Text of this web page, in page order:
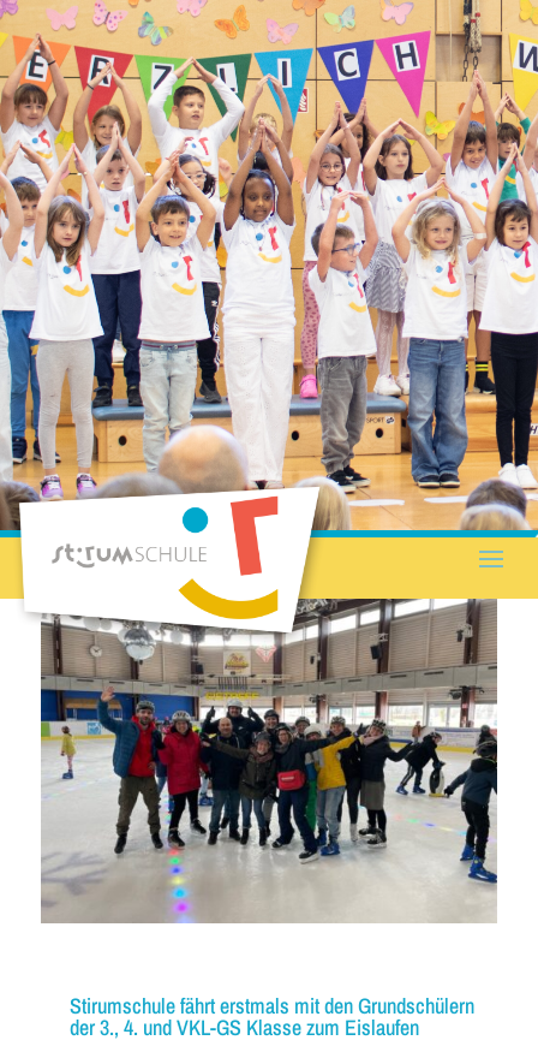
Stirumschule fährt erstmals mit den Grundschülern
der 3., 4. und VKL-GS Klasse zum Eislaufen